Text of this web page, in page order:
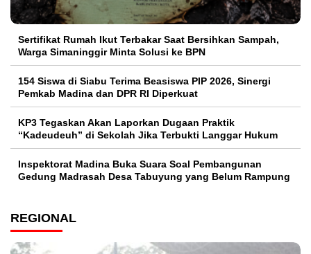
Sertifikat Rumah Ikut Terbakar Saat Bersihkan Sampah,
Warga Simaninggir Minta Solusi ke BPN
154 Siswa di Siabu Terima Beasiswa PIP 2026, Sinergi
Pemkab Madina dan DPR RI Diperkuat
KP3 Tegaskan Akan Laporkan Dugaan Praktik
“Kadeudeuh” di Sekolah Jika Terbukti Langgar Hukum
Inspektorat Madina Buka Suara Soal Pembangunan
Gedung Madrasah Desa Tabuyung yang Belum Rampung
REGIONAL